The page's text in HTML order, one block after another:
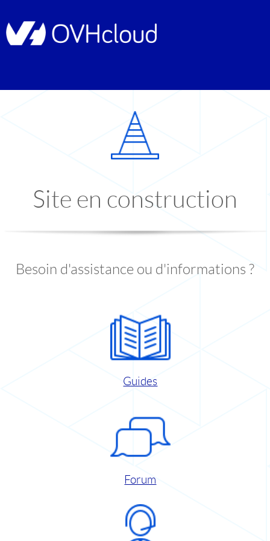
Site en construction
Besoin d'assistance ou d'informations ?
Guides
Forum